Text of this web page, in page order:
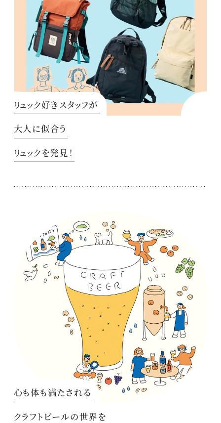
リュック好きスタッフが
大人に似合う
リュックを発見！
心も体も満たされる
クラフトビールの世界を